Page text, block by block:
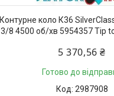
Контурне коло К36
3/8 4500 об/хв 5954357 Tip
5 370,56 ₴
Готово до
2987908